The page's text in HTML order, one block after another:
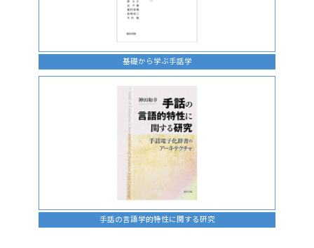
基礎から学ぶ手話学
手話の言語学的特性に関する研究